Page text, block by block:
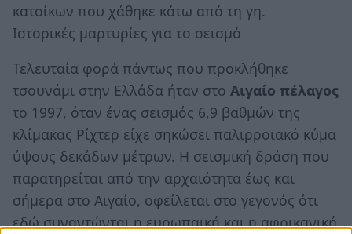
κατοίκων που χάθηκε κάτω από τη γη.
Ιστορικές μαρτυρίες για το σεισμό
Τελευταία φορά πάντως που προκλήθηκε
τσουνάμι στην Ελλάδα ήταν στο Αιγαίο πέλαγος
το 1997, όταν ένας σεισμός 6,9 βαθμών της
κλίμακας Ρίχτερ είχε σηκώσει παλιρροϊακό κύμα
ύψους δεκάδων μέτρων. Η σεισμική δράση που
παρατηρείται από την αρχαιότητα έως και
σήμερα στο Αιγαίο, οφείλεται στο γεγονός ότι
εδώ συναντώνται η ευρωπαϊκή και η αφρικανική